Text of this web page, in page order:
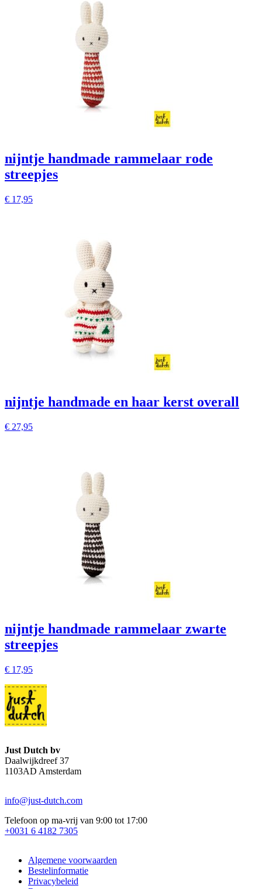
nijntje handmade rammelaar rode
streepjes
€ 17,95
nijntje handmade en haar kerst overall
€ 27,95
nijntje handmade rammelaar zwarte
streepjes
€ 17,95
Just Dutch bv
Daalwijkdreef 37
1103AD Amsterdam
info@just-dutch.com
Telefoon op ma-vrij van 9:00 tot 17:00
+0031 6 4182 7305
Algemene voorwaarden
Bestelinformatie
Privacybeleid